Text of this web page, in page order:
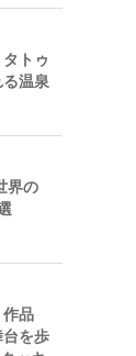
タトゥ
温泉
界の
作品
台を歩